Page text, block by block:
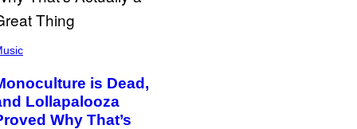
is Dead,
Lollapalooza
Why That’s